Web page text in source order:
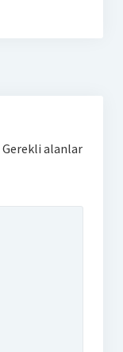
Gerekli alanlar